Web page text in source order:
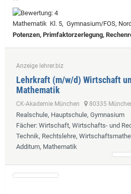
Mathematik Kl. 5, Gymnasium/FOS,
Potenzen, Primfaktorzerlegung,
Anzeige lehrer.biz
Lehrkraft (m/w/d) Wirtschaft
Mathematik
CK-Akademie München 80335
Realschule, Hauptschule, Gymnasium
Fächer: Wirtschaft, Wirtschafts- und
Technik, Rechtslehre,
Additum, Mathematik